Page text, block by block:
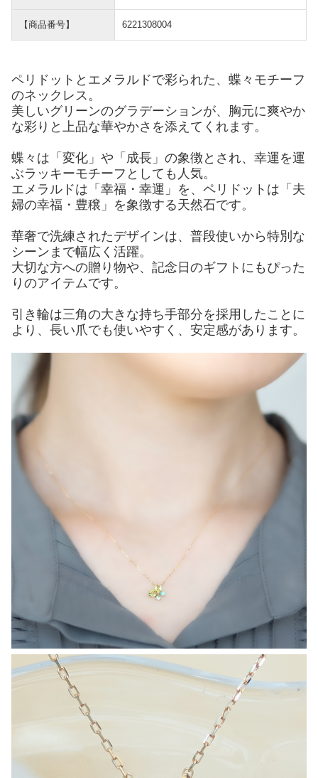
【商品番号】 6221308004
ペリドットとエメラルドで彩られた、蝶々モチーフ
のネックレス。
美しいグリーンのグラデーションが、胸元に爽やか
な彩りと上品な華やかさを添えてくれます。
蝶々は「変化」や「成長」の象徴とされ、幸運を運
ぶラッキーモチーフとしても人気。
エメラルドは「幸福・幸運」を、ペリドットは「夫
婦の幸福・豊穣」を象徴する天然石です。
華奢で洗練されたデザインは、普段使いから特別な
シーンまで幅広く活躍。
大切な方への贈り物や、記念日のギフトにもぴった
りのアイテムです。
引き輪は三角の大きな持ち手部分を採用したことに
より、長い爪でも使いやすく、安定感があります。